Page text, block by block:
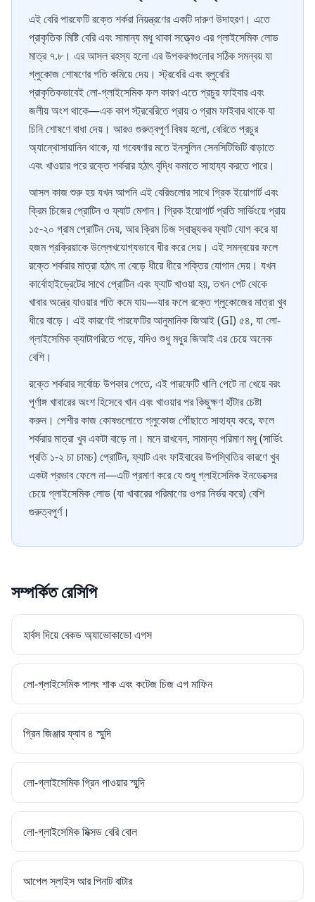
এই বেরি পারফেটি রক্তে শর্করা নিয়ন্ত্রণের একটি দারুণ উদাহরণ। এতে
প্রাকৃতিক মিষ্টি বেরি এবং সামান্য মধু থাকা সত্ত্বেও এর গ্লাইসেমিক লোড
মাত্র ৭.৮। এর আসল রহস্য হলো এর উপকরণগুলোর সঠিক সমন্বয় যা
গ্লুকোজ শোষণের গতি কমিয়ে দেয়। স্ট্রবেরি এবং ব্লুবেরি
প্রাকৃতিকভাবেই লো-গ্লাইসেমিক ফল কারণ এতে প্রচুর ফাইবার এবং
জলীয় অংশ থাকে—এক কাপ স্ট্রবেরিতে প্রায় ৩ গ্রাম ফাইবার থাকে যা
চিনি শোষণে বাধা দেয়। আরও গুরুত্বপূর্ণ বিষয় হলো, বেরিতে প্রচুর
অ্যান্থোসায়ানিন থাকে, যা গবেষণার মতে ইনসুলিন সেনসিটিভিটি বাড়াতে
এবং খাওয়ার পরে রক্তে শর্করার হঠাৎ বৃদ্ধি কমাতে সাহায্য করতে পারে।
আসল কাজ শুরু হয় যখন আপনি এই বেরিগুলোর সাথে গ্রিক ইয়োগার্ট এবং
ক্রিম চিজের প্রোটিন ও ফ্যাট মেশান। গ্রিক ইয়োগার্ট প্রতি সার্ভিংয়ে প্রায়
১৫-২০ গ্রাম প্রোটিন দেয়, আর ক্রিম চিজ স্বাস্থ্যকর ফ্যাট যোগ করে যা
হজম প্রক্রিয়াকে উল্লেখযোগ্যভাবে ধীর করে দেয়। এই সমন্বয়ের ফলে
রক্তে শর্করার মাত্রা হঠাৎ না বেড়ে ধীরে ধীরে শক্তির যোগান দেয়। যখন
কার্বোহাইড্রেটের সাথে প্রোটিন এবং ফ্যাট খাওয়া হয়, তখন পেট থেকে
খাবার অন্ত্রে যাওয়ার গতি কমে যায়—যার ফলে রক্তে গ্লুকোজের মাত্রা খুব
ধীরে বাড়ে। এই কারণেই পারফেটির আনুমানিক জিআই (GI) ৫৪, যা লো-
গ্লাইসেমিক ক্যাটাগরিতে পড়ে, যদিও শুধু মধুর জিআই এর চেয়ে অনেক
বেশি।
রক্তে শর্করার সর্বোচ্চ উপকার পেতে, এই পারফেটি খালি পেটে না খেয়ে বরং
পূর্ণাঙ্গ খাবারের অংশ হিসেবে খান এবং খাওয়ার পর কিছুক্ষণ হাঁটার চেষ্টা
করুন। পেশীর কাজ কোষগুলোতে গ্লুকোজ পৌঁছাতে সাহায্য করে, ফলে
শর্করার মাত্রা খুব একটা বাড়ে না। মনে রাখবেন, সামান্য পরিমাণ মধু (সার্ভিং
প্রতি ১-২ চা চামচ) প্রোটিন, ফ্যাট এবং ফাইবারের উপস্থিতির কারণে খুব
একটা প্রভাব ফেলে না—এটি প্রমাণ করে যে শুধু গ্লাইসেমিক ইনডেক্সের
চেয়ে গ্লাইসেমিক লোড (যা খাবারের পরিমাণের ওপর নির্ভর করে) বেশি
গুরুত্বপূর্ণ।
সম্পর্কিত রেসিপি
হার্বস দিয়ে বেকড অ্যাভোকাডো এগস
লো-গ্লাইসেমিক পালং শাক এবং কটেজ চিজ এগ মাফিন
গ্রিন জিঞ্জার ফ্যাব ৪ স্মুদি
লো-গ্লাইসেমিক গ্রিন পাওয়ার স্মুদি
লো-গ্লাইসেমিক মিক্সড বেরি বোল
আপেল স্লাইস আর পিনাট বাটার